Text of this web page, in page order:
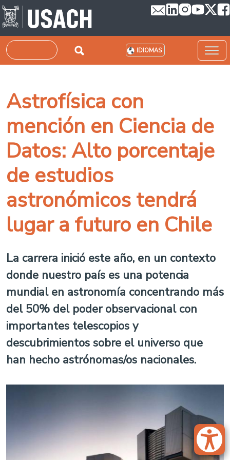
Pasar al contenido principal
Buscar IDIOMAS
Astrofísica con
mención en Ciencia de
Datos: Alto porcentaje
de estudios
astronómicos tendrá
lugar a futuro en Chile
La carrera inició este año, en un contexto
donde nuestro país es una potencia
mundial en astronomía concentrando más
del 50% del poder observacional con
importantes telescopios y
descubrimientos sobre el universo que
han hecho astrónomas/os nacionales.